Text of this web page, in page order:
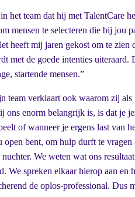
het team dat hij met TalentCare
mensen te selecteren die bij jou
heeft mij jaren gekost om te zien
met de goede intenties
startende mensen.”
verklaart ook waarom zij als
ons enorm belangrijk is, is dat je
of wanneer je ergens last van
open bent, om hulp durft te
We weten wat ons
We spreken elkaar hierop aan en
de oplos-professional. Dus